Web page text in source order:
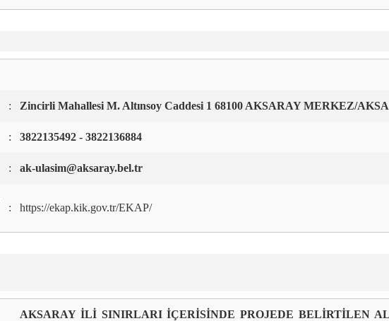
: Zincirli Mahallesi M. Altınsoy Caddesi 1 68100 AKSARAY MERKEZ/
: 3822135492 - 3822136884
: ak-ulasim@aksaray.bel.tr
: https://ekap.kik.gov.tr/EKAP/
AKSARAY İLİ SINIRLARI İÇERİSİNDE PROJEDE BELİRTİLEN